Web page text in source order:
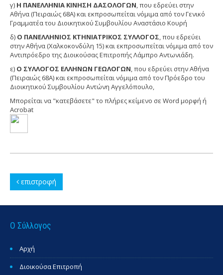
γ) Η ΠΑΝΕΛΛΗΝΙΑ ΚΙΝΗΣΗ ΔΑΣΟΛΟΓΩΝ, που εδρεύει στην
Αθήνα (Πειραιώς 68Α) και εκπροσωπείται νόμιμα από τον Γενικό
Γραμματέα του Διοικητικού Συμβουλίου Αναστάσιο Κουρή
δ) Ο ΠΑΝΕΛΛΗΝΙΟΣ ΚΤΗΝΙΑΤΡΙΚΟΣ ΣΥΛΛΟΓΟΣ, που εδρεύει
στην Αθήνα (Χαλκοκονδύλη 15) και εκπροσωπείται νόμιμα από τον
Αντιπρόεδρο της Διοικούσας Επιτροπής Λάμπρο Αντωνιάδη.
ε) Ο ΣΥΛΛΟΓΟΣ ΕΛΛΗΝΩΝ ΓΕΩΛΟΓΩΝ, που εδρεύει στην Αθήνα
(Πειραιώς 68Α) και εκπροσωπείται νόμιμα από τον Πρόεδρο του
Διοικητικού Συμβουλίου Αντώνη Αγγελόπουλο,
Μπορείται να "κατεβάσετε" το πλήρες κείμενο σε Word μορφή ή
Acrobat
επιστροφή
Ο Σύλλογος
Αρχή
Διοικούσα Επιτροπή